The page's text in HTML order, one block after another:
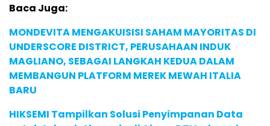
Baca Juga:
MONDEVITA MENGAKUISISI SAHAM MAYORITAS DI
UNDERSCORE DISTRICT, PERUSAHAAN INDUK
MAGLIANO, SEBAGAI LANGKAH KEDUA DALAM
MEMBANGUN PLATFORM MEREK MEWAH ITALIA
BARU
HIKSEMI Tampilkan Solusi Penyimpanan Data